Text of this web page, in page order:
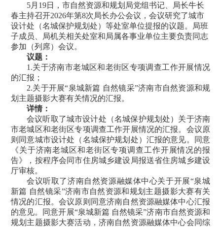
5月19日，市自然资源和规划局党组书记、局长牛长
春主持召开2026年第8次局长办公会议，会议研究了城市
设计处（名城保护规划处）等处室单位提报的议题。局班
子成员、局机关相关处室和局属各事业单位主要负责同志
参加（列席）会议。
议题：
1.关于济南市老城区和老街区专项调查工作开展情况
的汇报；
2.关于开展“泉城新篇 自然镜采”济南市自然资源和规
划主题摄影大赛有关情况的汇报。
详情：
会议听取了城市设计处（名城保护规划处）关于济南
市老城区和老街区专项调查工作开展情况的汇报。会议原
则同意城市设计处（名城保护规划处）汇报的意见。同意
《关于济南老城区和老街区专项调查工作开展情况的报
告》，按程序会同市住房城乡建设局报送省住房城乡建设
厅审核。
会议听取了济南自然资源融媒体中心关于开展“泉城
新篇 自然镜采”济南市自然资源和规划主题摄影大赛有关
情况的汇报。会议原则同意济南自然资源融媒体中心汇报
的意见。同意开展“泉城新篇 自然镜采”济南市自然资源和
规划主题摄影大赛活动，济南自然资源融媒体中心会同综